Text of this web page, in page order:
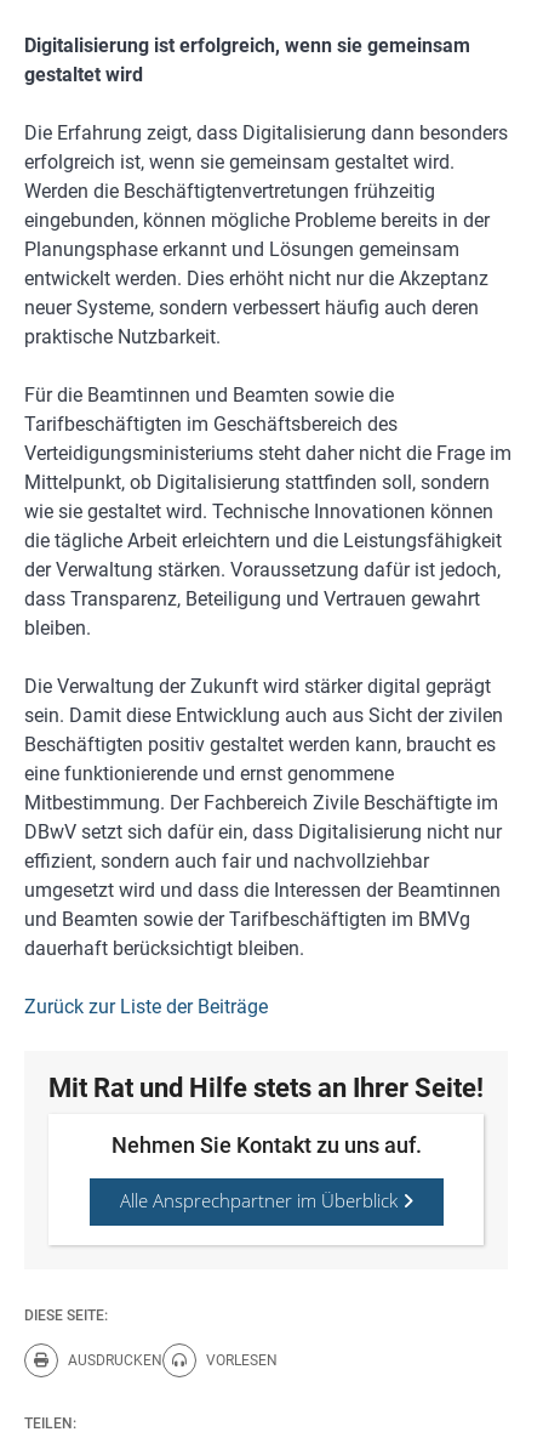
Digitalisierung ist erfolgreich, wenn sie gemeinsam
gestaltet wird
Die Erfahrung zeigt, dass Digitalisierung dann besonders
erfolgreich ist, wenn sie gemeinsam gestaltet wird.
Werden die Beschäftigtenvertretungen frühzeitig
eingebunden, können mögliche Probleme bereits in der
Planungsphase erkannt und Lösungen gemeinsam
entwickelt werden. Dies erhöht nicht nur die Akzeptanz
neuer Systeme, sondern verbessert häufig auch deren
praktische Nutzbarkeit.
Für die Beamtinnen und Beamten sowie die
Tarifbeschäftigten im Geschäftsbereich des
Verteidigungsministeriums steht daher nicht die Frage im
Mittelpunkt, ob Digitalisierung stattfinden soll, sondern
wie sie gestaltet wird. Technische Innovationen können
die tägliche Arbeit erleichtern und die Leistungsfähigkeit
der Verwaltung stärken. Voraussetzung dafür ist jedoch,
dass Transparenz, Beteiligung und Vertrauen gewahrt
bleiben.
Die Verwaltung der Zukunft wird stärker digital geprägt
sein. Damit diese Entwicklung auch aus Sicht der zivilen
Beschäftigten positiv gestaltet werden kann, braucht es
eine funktionierende und ernst genommene
Mitbestimmung. Der Fachbereich Zivile Beschäftigte im
DBwV setzt sich dafür ein, dass Digitalisierung nicht nur
effizient, sondern auch fair und nachvollziehbar
umgesetzt wird und dass die Interessen der Beamtinnen
und Beamten sowie der Tarifbeschäftigten im BMVg
dauerhaft berücksichtigt bleiben.
Zurück zur Liste der Beiträge
Mit Rat und Hilfe stets an Ihrer Seite!
Nehmen Sie Kontakt zu uns auf.
Alle Ansprechpartner im Überblick
DIESE SEITE:
AUSDRUCKEN
Diese Seite drucken.
VORLESEN
Diese Seite vorlesen.
TEILEN: